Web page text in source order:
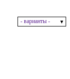
- варианты -